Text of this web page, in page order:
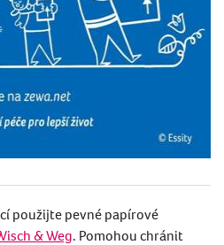
použijte pevné papírové
& Weg. Pomohou chránit